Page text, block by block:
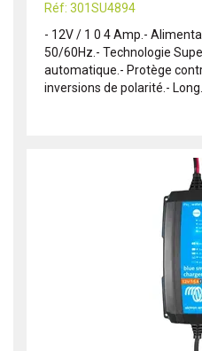
Réf: 301SU4894
- 12V / 1 0 4 Amp.-
50/60Hz.- Technologie
automatique.- Protège
inversions de polarité.- Long...